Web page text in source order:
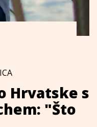
Hrvatske s
"Što